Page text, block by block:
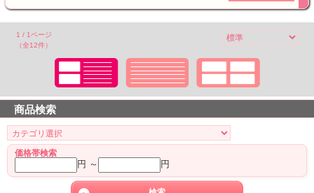
1 / 1ページ
（全12件）
商品検索
価格帯検索
円 ～ 円